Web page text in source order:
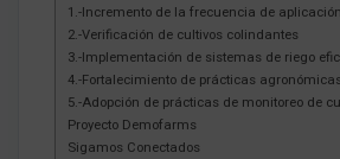
1.-Incremento de la frecuencia de
2.-Verificación de cultivos colindantes
3.-Implementación de sistemas de riego
4.-Fortalecimiento de prácticas
5.-Adopción de prácticas de monitoreo de
Proyecto Demofarms
Sigamos Conectados